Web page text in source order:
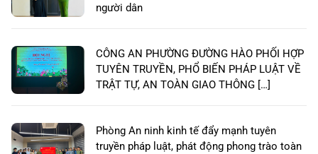
người dân
CÔNG AN PHƯỜNG ĐƯỜNG HÀO PHỐI HỢP
TUYÊN TRUYỀN, PHỔ BIẾN PHÁP LUẬT VỀ
TRẬT TỰ, AN TOÀN GIAO THÔNG […]
Phòng An ninh kinh tế đẩy mạnh tuyên
truyền pháp luật, phát động phong trào toàn